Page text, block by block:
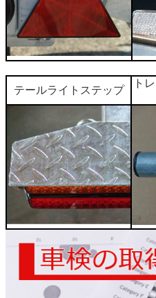
テールライトステップ
ト